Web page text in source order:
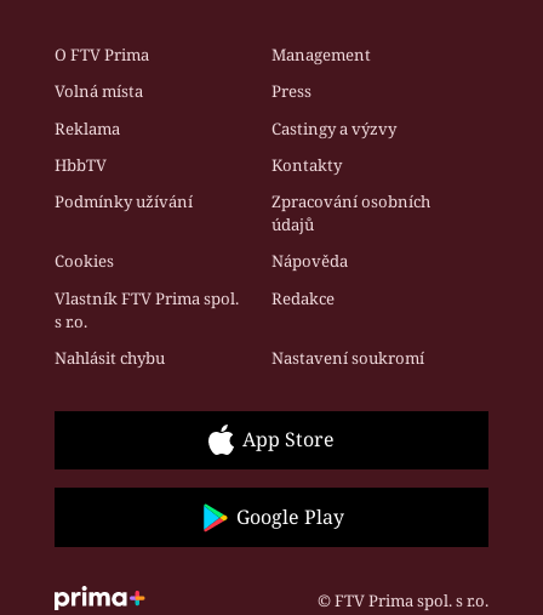
O FTV Prima
Management
Volná místa
Press
Reklama
Castingy a výzvy
HbbTV
Kontakty
Podmínky užívání
Zpracování osobních
údajů
Cookies
Nápověda
Vlastník FTV Prima spol.
s r.o.
Redakce
Nahlásit chybu Nastavení soukromí
App Store
Google Play
© FTV Prima spol. s r.o.